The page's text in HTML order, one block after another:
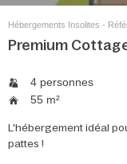
Hébergements Insolites -
Premium
4 personnes
55 m²
L'hébergement idéal
pattes !